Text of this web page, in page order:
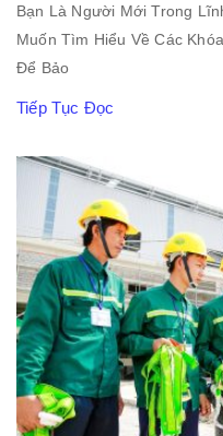
Bạn Là Người Mới Trong
Muốn Tìm Hiểu Về Các
Để Bảo
Tiếp Tục Đọc